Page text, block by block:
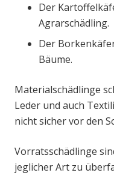
Der
Agrarschädling.
Der
Bäume.
Materialschädlinge
Leder und auch
nicht sicher vor den
Vorratsschädlinge
jeglicher Art zu